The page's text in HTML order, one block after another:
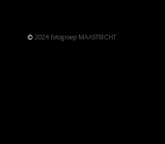
© 2024 fotogroep MAASTRICHT